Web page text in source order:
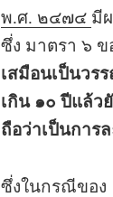
พ.ศ. ๒๔๗๔ มี
ซึ่ง มาตรา ๖
เสมือนเป็นวร
เกิน ๑๐ ปีแล้ว
ถือว่าเป็นการ
ซึ่งในกรณีของ